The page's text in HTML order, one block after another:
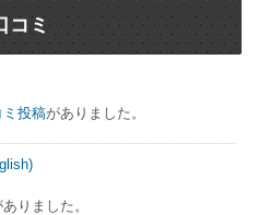
コミ
ミ投稿がありました。
ありました。